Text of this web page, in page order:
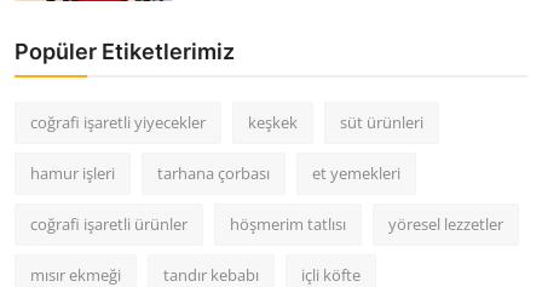
Popüler Etiketlerimiz
coğrafi işaretli yiyecekler keşkek süt ürünleri
hamur işleri tarhana çorbası et yemekleri
coğrafi işaretli ürünler höşmerim tatlısı yöresel lezzetler
mısır ekmeği tandır kebabı içli köfte